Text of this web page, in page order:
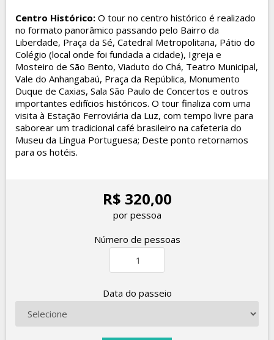
Centro Histórico: O tour no centro histórico é realizado
no formato panorâmico passando pelo Bairro da
Liberdade, Praça da Sé, Catedral Metropolitana, Pátio do
Colégio (local onde foi fundada a cidade), Igreja e
Mosteiro de São Bento, Viaduto do Chá, Teatro Municipal,
Vale do Anhangabaú, Praça da República, Monumento
Duque de Caxias, Sala São Paulo de Concertos e outros
importantes edifícios históricos. O tour finaliza com uma
visita à Estação Ferroviária da Luz, com tempo livre para
saborear um tradicional café brasileiro na cafeteria do
Museu da Língua Portuguesa; Deste ponto retornamos
para os hotéis.
R$ 320,00
por pessoa
Número de pessoas
Data do passeio